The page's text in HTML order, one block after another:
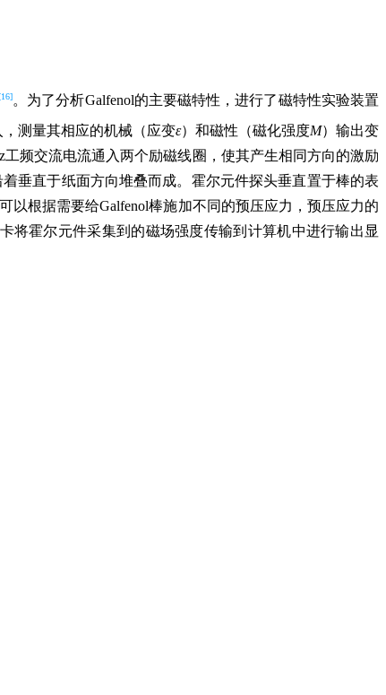
。为了分析Galfenol的主要磁特性，进行了磁特性实验装置
测量其相应的机械（应变ε）和磁性（磁化强度M）输出变
频交流电流通入两个励磁线圈，使其产生相同方向的激励
垂直于纸面方向堆叠而成。霍尔元件探头垂直置于棒的表
以根据需要给Galfenol棒施加不同的预压应力，预压应力的
将霍尔元件采集到的磁场强度传输到计算机中进行输出显